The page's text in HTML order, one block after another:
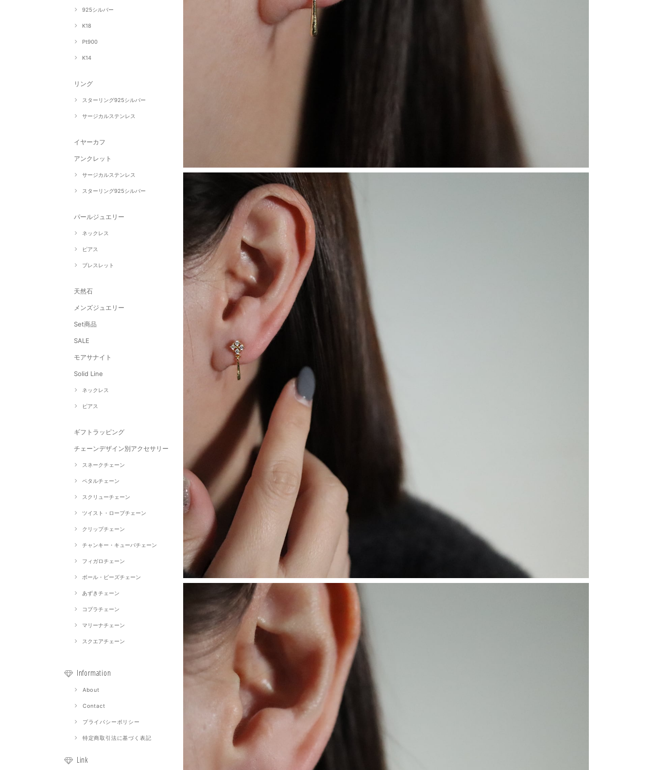
925シルバー
K18
Pt900
K14
リング
スターリング925シルバー
サージカルステンレス
イヤーカフ
アンクレット
サージカルステンレス
スターリング925シルバー
パールジュエリー
ネックレス
ピアス
ブレスレット
天然石
メンズジュエリー
Set商品
SALE
モアサナイト
Solid Line
ネックレス
ピアス
ギフトラッピング
チェーンデザイン別アクセサリー
スネークチェーン
ペタルチェーン
スクリューチェーン
ツイスト・ロープチェーン
クリップチェーン
チャンキー・キューバチェーン
フィガロチェーン
ボール・ビーズチェーン
あずきチェーン
コプラチェーン
マリーナチェーン
スクエアチェーン
Information
About
Contact
プライバシーポリシー
特定商取引法に基づく表記
Link